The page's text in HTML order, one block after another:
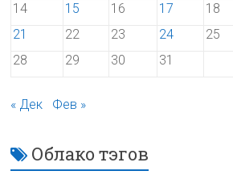
14
15 16 17 18
21
22 23 24 25
28
29 30 31
« Дек Фев »
Облако тэгов